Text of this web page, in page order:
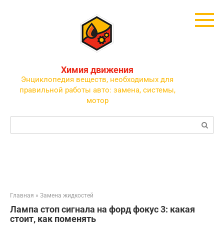
Химия движения
Энциклопедия веществ, необходимых для
правильной работы авто: замена, системы,
мотор
Поиск:
Главная » Замена жидкостей
Лампа стоп сигнала на форд фокус 3: какая
стоит, как поменять